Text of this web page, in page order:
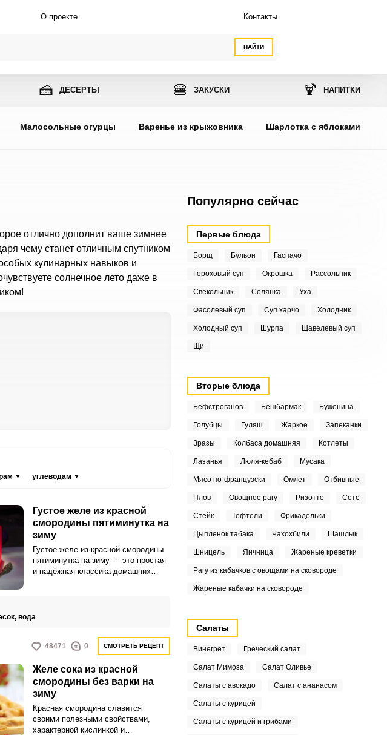
НАЙТИ
О проекте Контакты
🍰 ДЕСЕРТЫ 🍔 ЗАКУСКИ 🍹 НАПИТКИ
Малосольные огурцы Варенье из крыжовника Шарлотка с яблоками
отлично дополнит ваше зимнее
чему станет отличным спутником
кулинарных навыков и
солнечное лето даже в
углеводам
Густое желе из красной
смородины пятиминутка на
зиму
Густое желе из красной смородины
пятиминутка на зиму — это простая
и надёжная классика домашних
концентрированный аромат делают
столе и в повседневной кухне.К
промытой смородине добавляется
варится 5 минут.
вода
48471 0 СМОТРЕТЬ РЕЦЕПТ
Желе сока из красной
смородины без варки на
зиму
Красная смородина славится
своими полезными свойствами,
характерной кислинкой и
Популярно сейчас
Первые блюда
Борщ Бульон Гаспачо
Гороховый суп Окрошка Рассольник
Свекольник Солянка Уха
Фасолевый суп Суп харчо Холодник
Холодный суп Шурпа Щавелевый суп
Щи
Вторые блюда
Бефстроганов Бешбармак Буженина
Голубцы Гуляш Жаркое Запеканки
Зразы Колбаса домашняя Котлеты
Лазанья Люля-кебаб Мусака
Мясо по-французски Омлет Отбивные
Плов Овощное рагу Ризотто Соте
Стейк Тефтели Фрикадельки
Цыпленок табака Чахохбили Шашлык
Шницель Яичница Жареные креветки
Рагу из кабачков с овощами на сковороде
Жареные кабачки на сковороде
Салаты
Винегрет Греческий салат
Салат Мимоза Салат Оливье
Салаты с авокадо Салат с ананасом
Салаты с курицей
Салаты с курицей и грибами